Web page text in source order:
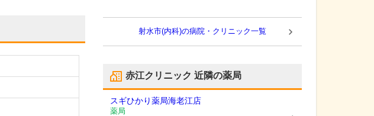
射水市(内科)の病院・クリニック一覧
赤江クリニック 近隣の薬局
スギひかり薬局海老江店
薬局